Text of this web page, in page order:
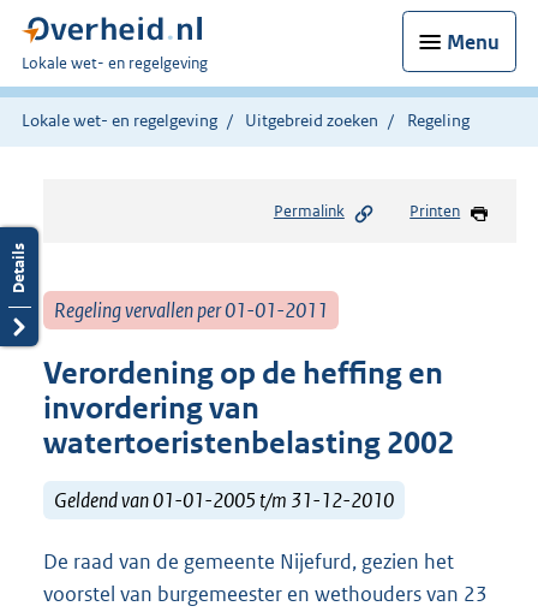
Menu
U
bent
hier:
Lokale wet- en regelgeving
Lokale wet- en regelgeving Uitgebreid zoeken Regeling
Permalink Printen
Regeling vervallen per 01-01-2011
Verordening op de heffing en
invordering van
watertoeristenbelasting 2002
Geldend van 01-01-2005 t/m 31-12-2010
De raad van de gemeente Nijefurd, gezien het
voorstel van burgemeester en wethouders van 23